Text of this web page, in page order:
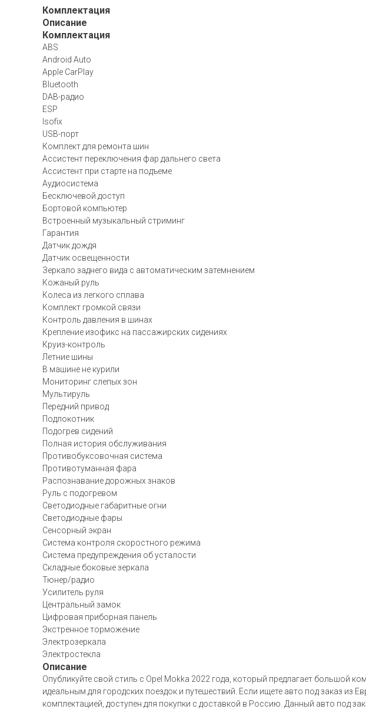
Комплектация
Описание
Комплектация
ABS
Android Auto
Apple CarPlay
Bluetooth
DAB-радио
ESP
Isofix
USB-порт
Комплект для ремонта шин
Ассистент переключения фар дальнего света
Ассистент при старте на подъеме
Аудиосистема
Бесключевой доступ
Бортовой компьютер
Встроенный музыкальный стриминг
Гарантия
Датчик дождя
Датчик освещенности
Зеркало заднего вида с автоматическим затемнением
Кожаный руль
Колеса из легкого сплава
Комплект громкой связи
Контроль давления в шинах
Крепление изофикс на пассажирских сидениях
Круиз-контроль
Летние шины
В машине не курили
Мониторинг слепых зон
Мультируль
Передний привод
Подлокотник
Подогрев сидений
Полная история обслуживания
Противобуксовочная система
Противотуманная фара
Распознавание дорожных знаков
Руль с подогревом
Светодиодные габаритные огни
Светодиодные фары
Сенсорный экран
Система контроля скоростного режима
Система предупреждения об усталости
Складные боковые зеркала
Тюнер/радио
Усилитель руля
Центральный замок
Цифровая приборная панель
Экстренное торможение
Электрозеркала
Электростекла
Описание
Опубликуйте свой стиль с Opel Mokka 2022 года, который предлагает большой
идеальным для городских поездок и путешествий. Если ищете авто под заказ из
комплектацией, доступен для покупки с доставкой в Россию. Данный авто под